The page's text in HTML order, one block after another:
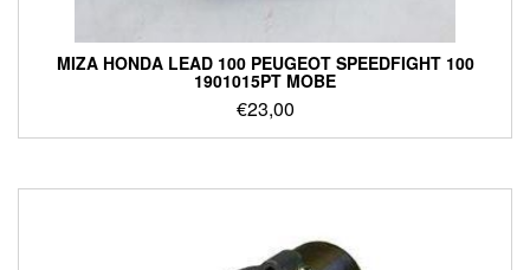
ΜΙΖΑ HONDA LEAD 100 PEUGEOT SPEEDFIGHT 100
1901015PT MOBE
€23,00